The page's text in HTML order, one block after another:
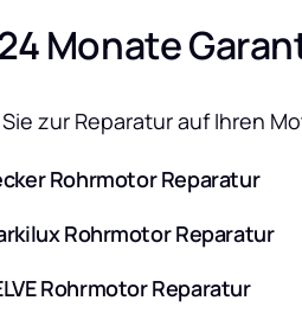
Monate
zur Reparatur auf Ihren
Rohrmotor Reparatur
Rohrmotor Reparatur
Rohrmotor Reparatur